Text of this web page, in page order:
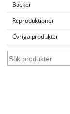
Böcker
Reproduktioner
Övriga produkter